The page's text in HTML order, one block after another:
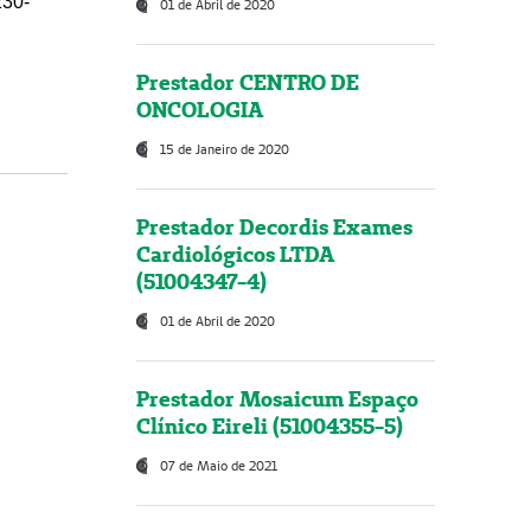
01 de Abril de 2020
Prestador CENTRO DE
ONCOLOGIA
15 de Janeiro de 2020
Prestador Decordis Exames
Cardiológicos LTDA
(51004347-4)
01 de Abril de 2020
Prestador Mosaicum Espaço
Clínico Eireli (51004355-5)
07 de Maio de 2021